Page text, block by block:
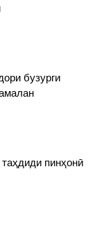
бузурги
пинҳонӣ